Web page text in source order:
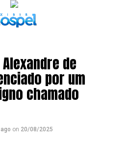
de
por um
chamado
on 20/08/2025